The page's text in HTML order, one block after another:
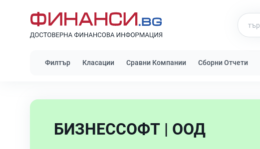
Филтър Класации Сравни Компании Сборни Отчети
БИЗНЕССОФТ | ООД